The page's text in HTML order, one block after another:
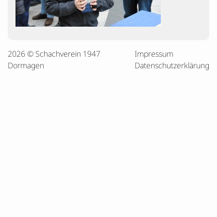
2026 © Schachverein 1947
Dormagen
Impressum
Datenschutzerklärung